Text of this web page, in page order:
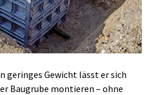
geringes Gewicht lässt er sich
Baugrube montieren – ohne